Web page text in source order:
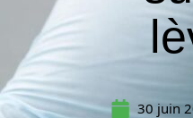
30 juin